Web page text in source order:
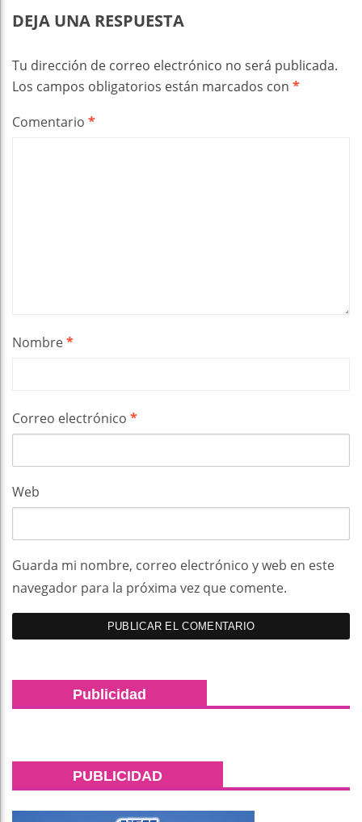
DEJA UNA RESPUESTA
Tu dirección de correo electrónico no será publicada.
Los campos obligatorios están marcados con *
Comentario *
Nombre*
Correo electrónico *
Web
Guarda mi nombre, correo electrónico y web en este
navegador para la próxima vez que comente.
Publicidad
PUBLICIDAD